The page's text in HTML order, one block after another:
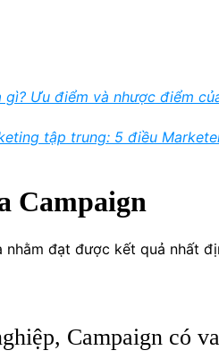
gì? Ưu điểm và nhược điểm
tập trung: 5 điều
Campaign
nhằm đạt được kết quả nhất
Campaign có